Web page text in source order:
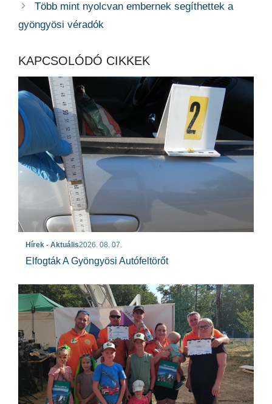
Több mint nyolcvan embernek segíthettek a
gyöngyösi véradók
KAPCSOLÓDÓ CIKKEK
Hírek - Aktuális2026. 08. 07.
Elfogták A Gyöngyösi Autófeltörőt